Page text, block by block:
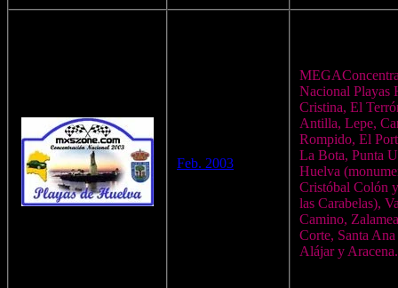
Feb. 2003
Nacional Playas
Cristina, El
Antilla, Lepe,
Rompido, El
La Bota, Punta
Huelva
Cristóbal Colón
las Carabelas),
Camino,
Corte, Santa
Alájar y Aracena.